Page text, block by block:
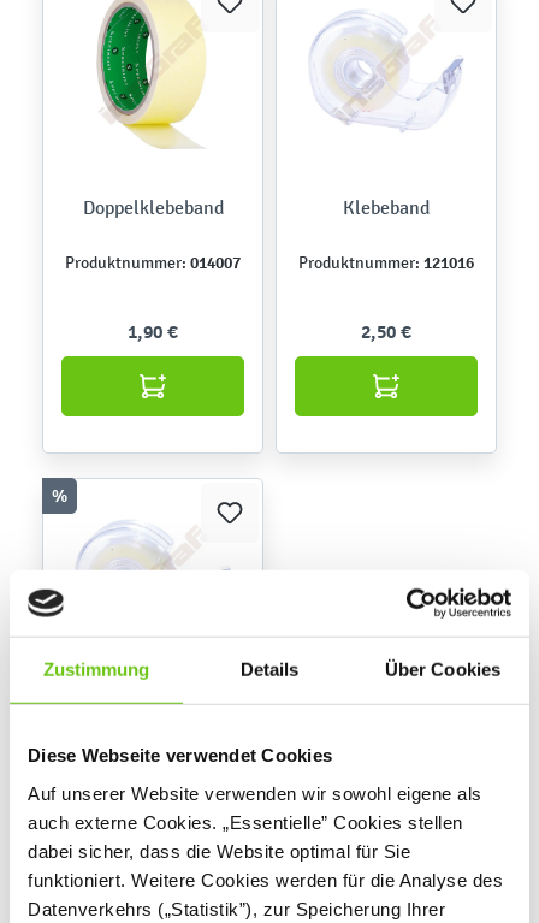
Zustimmung Details Über Cookies
Diese Webseite verwendet Cookies
Auf unserer Website verwenden wir sowohl eigene als
auch externe Cookies. „Essentielle” Cookies stellen
dabei sicher, dass die Website optimal für Sie
funktioniert. Weitere Cookies werden für die Analyse des
Datenverkehrs („Statistik”), zur Speicherung Ihrer
Doppelklebeband
Produktnummer: 014007
1,90 €
Klebeband
Produktnummer: 121016
2,50 €
%
1,50 € 2,50 €
Niedrigster Preis der
letzten 30 Tage vor
Anwendung der